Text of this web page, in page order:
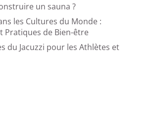
un sauna ?
les Cultures du Monde :
Pratiques de Bien-être
du Jacuzzi pour les Athlètes et